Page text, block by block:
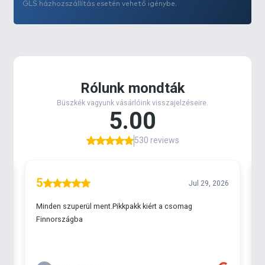
forgalomba, melyek rendkívüli terhelésnek is
eredmény pedig magáért beszél, mert a
dobótechnikával és végszerelékkel – akár 180
méteres távolságot is meg lehet dobni.
Alapanyag: TORAY T1100G M40X Carbon
Gyűrűk típusa: Seaguide Titanium SiC
Nyéltag átmérő: 15,55 mm
GLS házhozszállítás esetén vehető igénybe.